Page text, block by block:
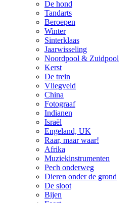
De hond
Tandarts
Beroepen
Winter
Sinterklaas
Jaarwisseling
Noordpool & Zuidpool
Kerst
De trein
Vliegveld
China
Fotograaf
Indianen
Israël
Engeland, UK
Raar, maar waar!
Afrika
Muziekinstrumenten
Pech onderweg
Dieren onder de grond
De sloot
Bijen